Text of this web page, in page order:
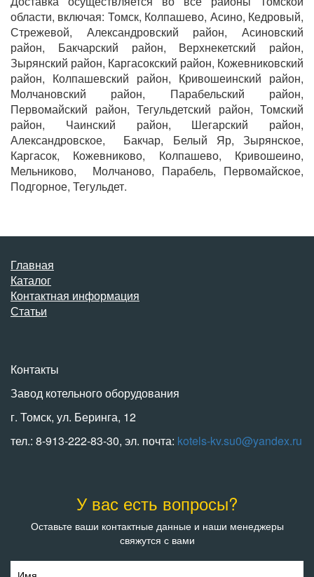
области, включая: Томск, Колпашево, Асино, Кедровый,
Стрежевой, Александровский район, Асиновский
район, Бакчарский район, Верхнекетский район,
Зырянский район, Каргасокский район, Кожевниковский
район, Колпашевский район, Кривошеинский район,
Молчановский район, Парабельский район,
Первомайский район, Тегульдетский район, Томский
район, Чаинский район, Шегарский район,
Александровское, Бакчар, Белый Яр, Зырянское,
Каргасок, Кожевниково, Колпашево, Кривошеино,
Мельниково, Молчаново, Парабель, Первомайское,
Подгорное, Тегульдет.
Главная
Каталог
Контактная информация
Статьи
Контакты
Завод котельного оборудования
г. Томск, ул. Беринга, 12
тел.: 8-913-222-83-30, эл. почта: kotels-kv.su0@yandex.ru
У вас есть вопросы?
Оставьте ваши контактные данные и наши менеджеры
свяжутся с вами